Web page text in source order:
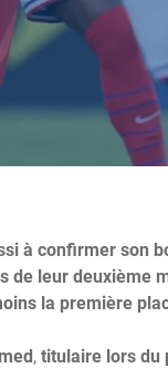
à confirmer
de leur deuxième
la première
, titulaire lors du